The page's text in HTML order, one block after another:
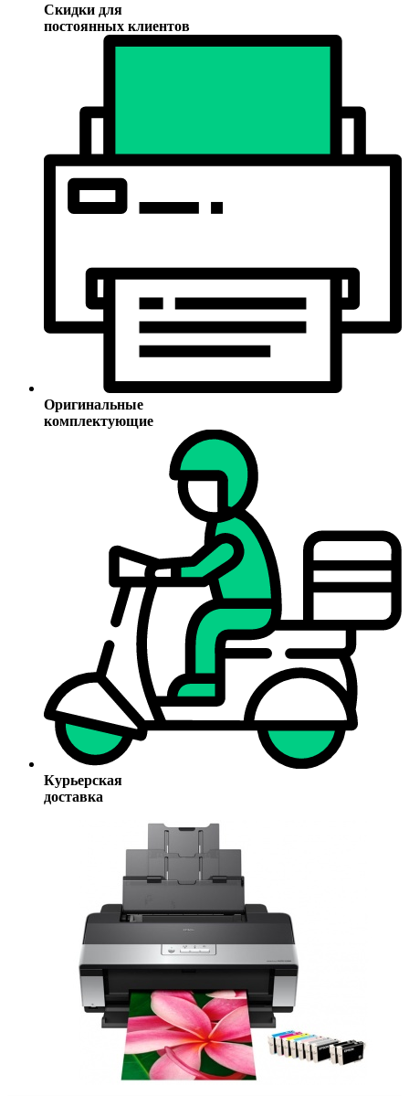
Скидки для
постоянных клиентов
Оригинальные
комплектующие
Курьерская
доставка